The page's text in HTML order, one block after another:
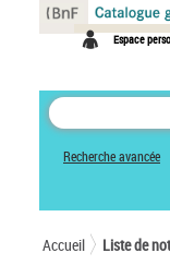
Espace
Recherche avancée
Accueil Liste de
Panneau de gestion des